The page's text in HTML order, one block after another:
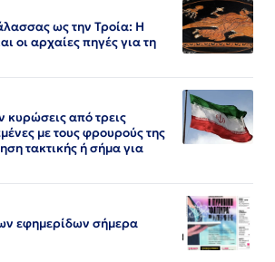
ως την Τροία: Η
οι αρχαίες πηγές για τη
από τρεις
με τους φρουρούς της
τακτικής ή σήμα για
εφημερίδων σήμερα